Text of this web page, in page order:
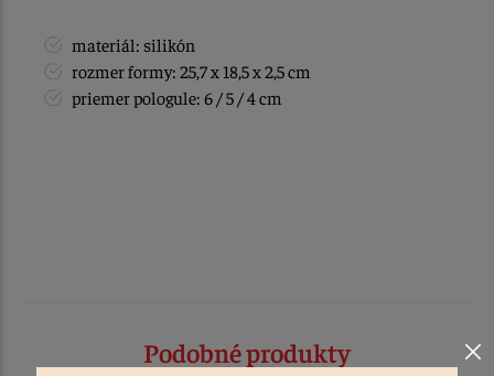
materiál: silikón
rozmer formy: 25,7 x 18,5 x 2,5 cm
priemer pologule: 6 / 5 / 4 cm
Podobné produkty